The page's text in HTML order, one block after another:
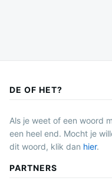
DE OF HET?
Als je weet of een woord
een heel end. Mocht je
dit woord, klik dan hier.
PARTNERS